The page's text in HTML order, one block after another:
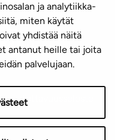
ja analytiikka-
miten käytät
yhdistää näitä
antanut heille tai joita
palvelujaan.
Mediapankki